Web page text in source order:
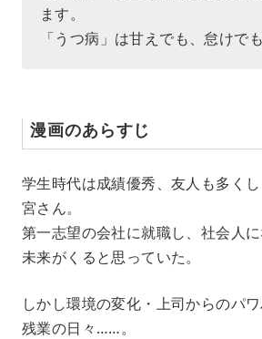
ます。
「うつ病」は甘えでも、怠けで
漫画のあらすじ
学生時代は成績優秀、友人も多く
宮さん。
第一志望の会社に就職し、社会人
未来がくると思っていた。
しかし環境の変化・上司からのパ
残業の日々……。